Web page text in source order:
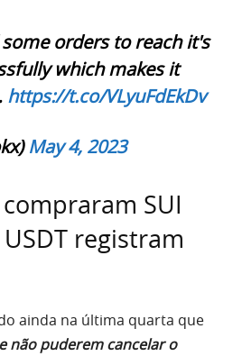
orders to reach it's
which makes it
https://t.co/VLyuFdEkDv
May 4, 2023
SUI
registram
ainda na última quarta que
não puderem cancelar o